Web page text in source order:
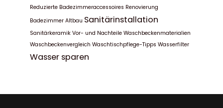
Reduzierte Badezimmeraccessoires Renovierung
Badezimmer Altbau Sanitärinstallation
Sanitärkeramik Vor- und Nachteile Waschbeckenmaterialien
Waschbeckenvergleich Waschtischpflege-Tipps Wasserfilter
Wasser sparen